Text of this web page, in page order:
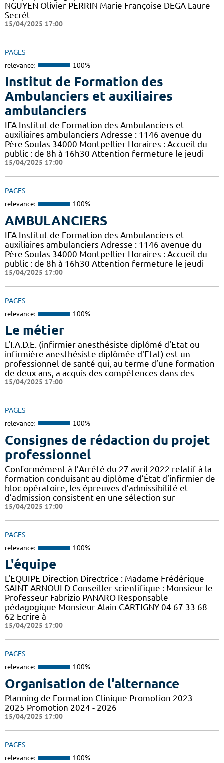
NGUYEN Olivier PERRIN Marie Françoise DEGA Laure
Secrét
15/04/2025 17:00
PAGES
relevance: 100%
Institut de Formation des
Ambulanciers et auxiliaires
ambulanciers
IFA Institut de Formation des Ambulanciers et
auxiliaires ambulanciers Adresse : 1146 avenue du
Père Soulas 34000 Montpellier Horaires : Accueil du
public : de 8h à 16h30 Attention fermeture le jeudi
15/04/2025 17:00
PAGES
relevance: 100%
AMBULANCIERS
IFA Institut de Formation des Ambulanciers et
auxiliaires ambulanciers Adresse : 1146 avenue du
Père Soulas 34000 Montpellier Horaires : Accueil du
public : de 8h à 16h30 Attention fermeture le jeudi
15/04/2025 17:00
PAGES
relevance: 100%
Le métier
L'I.A.D.E. (infirmier anesthésiste diplômé d'Etat ou
infirmière anesthésiste diplômée d'Etat) est un
professionnel de santé qui, au terme d’une formation
de deux ans, a acquis des compétences dans des
15/04/2025 17:00
PAGES
relevance: 100%
Consignes de rédaction du projet
professionnel
Conformément à l’Arrêté du 27 avril 2022 relatif à la
formation conduisant au diplôme d’État d’infirmier de
bloc opératoire, les épreuves d’admissibilité et
d’admission consistent en une sélection sur
15/04/2025 17:00
PAGES
relevance: 100%
L'équipe
L'EQUIPE Direction Directrice : Madame Frédérique
SAINT ARNOULD Conseiller scientifique : Monsieur le
Professeur Fabrizio PANARO Responsable
pédagogique Monsieur Alain CARTIGNY 04 67 33 68
62 Ecrire à
15/04/2025 17:00
PAGES
relevance: 100%
Organisation de l'alternance
Planning de Formation Clinique Promotion 2023 -
2025 Promotion 2024 - 2026
15/04/2025 17:00
PAGES
relevance: 100%